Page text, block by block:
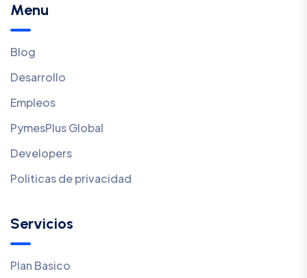
Menu
Blog
Desarrollo
Empleos
PymesPlus Global
Developers
Politicas de privacidad
Servicios
Plan Basico